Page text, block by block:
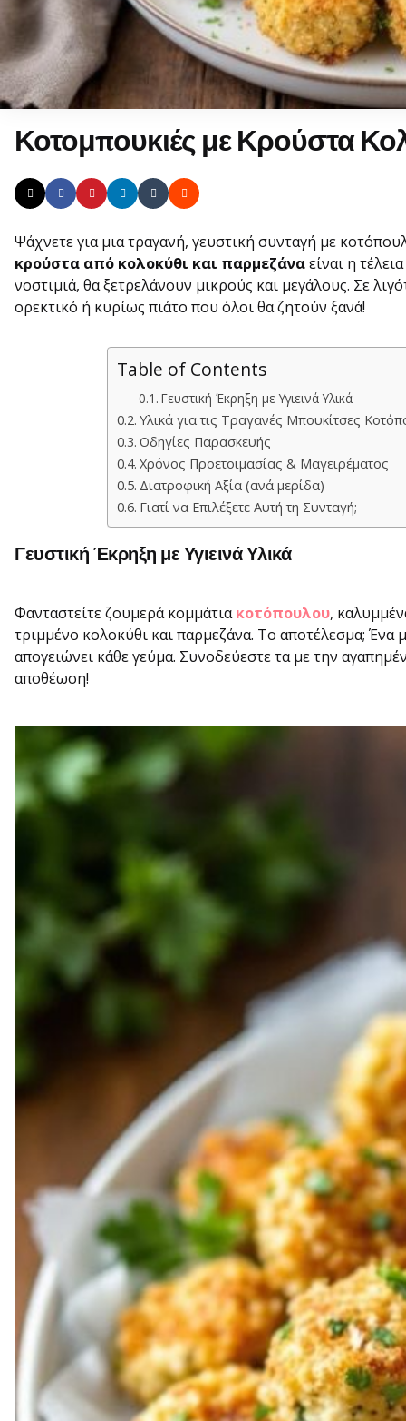
Κοτομπουκιές με Κρούστα
Ψάχνετε για μια τραγανή, γευστική συνταγή με
κρούστα από κολοκύθι και παρμεζάναείναι η
νοστιμιά, θα ξετρελάνουν μικρούς και μεγάλους. Σε
ορεκτικό ή κυρίως πιάτο που όλοι θα ζητούν ξανά!
Table of Contents
Γευστική Έκρηξη με Υγιεινά Υλικά
Υλικά για τις Τραγανές Μπουκίτσες
Οδηγίες Παρασκευής
Χρόνος Προετοιμασίας & Μαγειρέματος
Διατροφική Αξία (ανά μερίδα)
Γιατί να Επιλέξετε Αυτή τη Συνταγή;
Γευστική Έκρηξη με Υγιεινά Υλικά
Φανταστείτε ζουμερά κομμάτιακοτόπουλου,
τριμμένο κολοκύθι και παρμεζάνα. Το αποτέλεσμα;
απογειώνει κάθε γεύμα. Συνοδεύεστε τα με την
αποθέωση!